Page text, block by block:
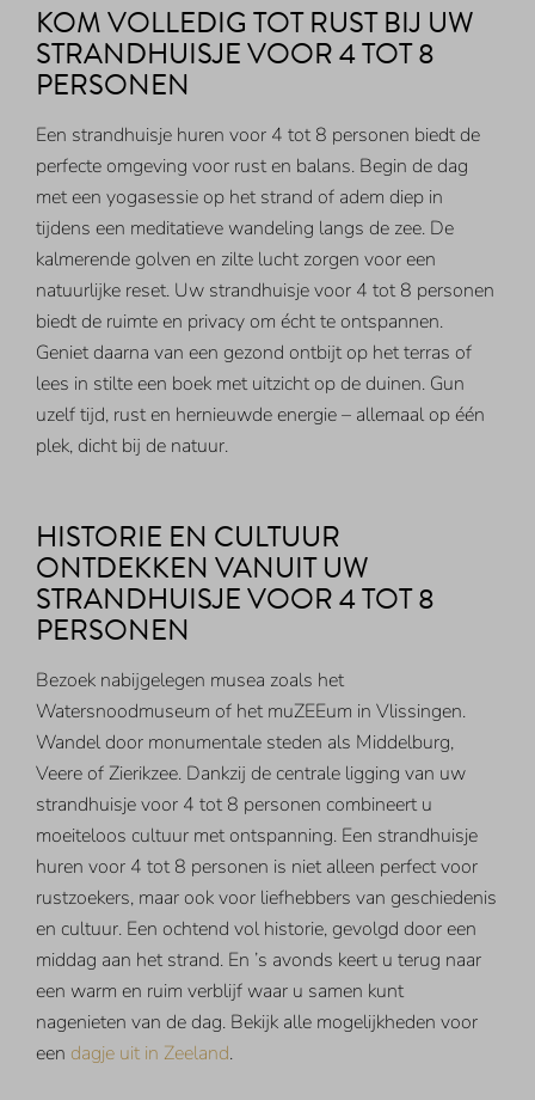
KOM VOLLEDIG TOT RUST BIJ UW
STRANDHUISJE VOOR 4 TOT 8
PERSONEN
Een strandhuisje huren voor 4 tot 8 personen biedt de
perfecte omgeving voor rust en balans. Begin de dag
met een yogasessie op het strand of adem diep in
tijdens een meditatieve wandeling langs de zee. De
kalmerende golven en zilte lucht zorgen voor een
natuurlijke reset. Uw strandhuisje voor 4 tot 8 personen
biedt de ruimte en privacy om écht te ontspannen.
Geniet daarna van een gezond ontbijt op het terras of
lees in stilte een boek met uitzicht op de duinen. Gun
uzelf tijd, rust en hernieuwde energie – allemaal op één
plek, dicht bij de natuur.
HISTORIE EN CULTUUR
ONTDEKKEN VANUIT UW
STRANDHUISJE VOOR 4 TOT 8
PERSONEN
Bezoek nabijgelegen musea zoals het
Watersnoodmuseum of het muZEEum in Vlissingen.
Wandel door monumentale steden als Middelburg,
Veere of Zierikzee. Dankzij de centrale ligging van uw
strandhuisje voor 4 tot 8 personen combineert u
moeiteloos cultuur met ontspanning. Een strandhuisje
huren voor 4 tot 8 personen is niet alleen perfect voor
rustzoekers, maar ook voor liefhebbers van geschiedenis
en cultuur. Een ochtend vol historie, gevolgd door een
middag aan het strand. En ’s avonds keert u terug naar
een warm en ruim verblijf waar u samen kunt
nagenieten van de dag. Bekijk alle mogelijkheden voor
een dagje uit in Zeeland.